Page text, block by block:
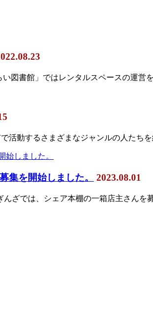
図書館」ではレンタルスペースの運
活動するさまざまなジャンルの人た
集を開始しました。 2023.08.01
ざでは、シェア本棚の一箱店主さん